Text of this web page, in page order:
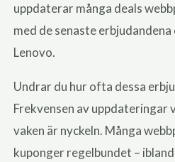
uppdaterar många deals
med de senaste
Lenovo.
Undrar du hur ofta dessa
Frekvensen av uppdateringar
vaken är nyckeln. Många
kuponger regelbundet –